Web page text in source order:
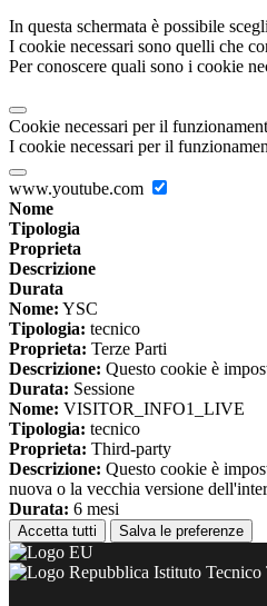
In questa schermata è possibile
I cookie necessari sono quelli che
Per conoscere quali sono i cookie
Cookie necessari per il
I cookie necessari per il
www.youtube.com
Nome
Tipologia
Proprieta
Descrizione
Durata
Nome: YSC
Tipologia: tecnico
Proprieta: Terze Parti
Descrizione: Questo cookie è
Durata: Sessione
Nome: VISITOR_INFO1_LIVE
Tipologia: tecnico
Proprieta: Third-party
Descrizione: Questo cookie è
nuova o la vecchia versione
Durata: 6 mesi
Accetta tutti Salva le preferenze
Istituto Tecnico